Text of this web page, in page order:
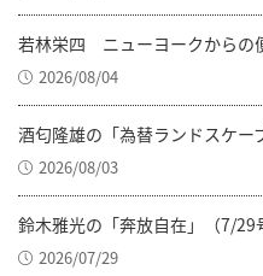
若林栄四 ニューヨークからの
2026/08/04
酒匂隆雄の「為替ランドスケー
2026/08/03
鈴木雅光の「奔放自在」（7/29
2026/07/29